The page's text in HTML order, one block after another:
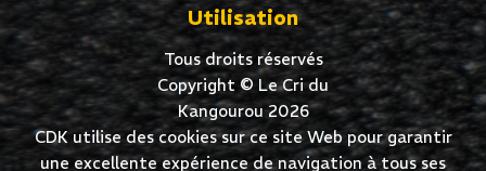
Utilisation
Tous droits réservés
Copyright © Le Cri du
Kangourou 2026
CDK utilise des cookies sur ce site Web pour garantir
une excellente expérience de navigation à tous ses